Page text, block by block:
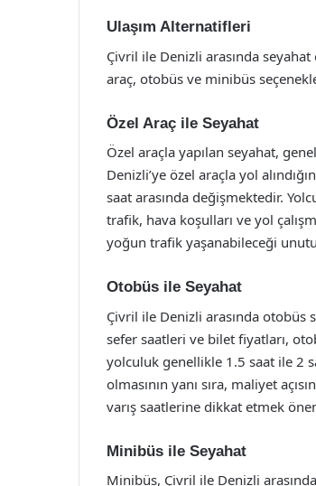
Ulaşım Alternatifleri
Çivril ile Denizli arasında
araç, otobüs ve minibüs
Özel Araç ile Seyahat
Özel araçla yapılan seyahat,
Denizli’ye özel araçla yol
saat arasında değişmektedir.
trafik, hava koşulları ve yol
yoğun trafik yaşanabileceği
Otobüs ile Seyahat
Çivril ile Denizli arasında
sefer saatleri ve bilet fiyatları,
yolculuk genellikle 1.5 saat ile 2
olmasının yanı sıra, maliyet
varış saatlerine dikkat etmek
Minibüs ile Seyahat
Minibüs, Çivril ile Denizli